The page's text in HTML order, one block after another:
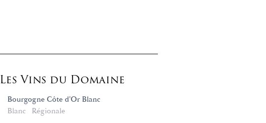
Les Vins du Domaine
Bourgogne Côte d'Or Blanc
Blanc
Régionale